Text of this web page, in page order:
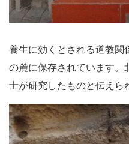
養生に効くとされる道教関
の麓に保存されています。
士が研究したものと伝えら